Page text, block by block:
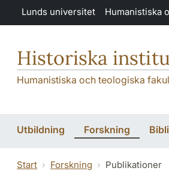
Hoppa till huvudinnehåll
Lunds universitet Humanistiska
Historiska
Humanistiska och teologiska
Utbildning Forskning
Start Forskning Publikationer